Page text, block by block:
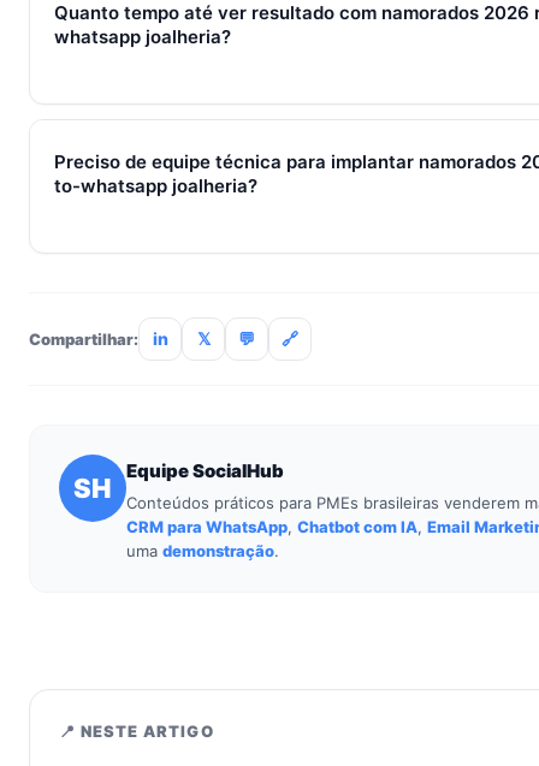
começa em R$ 197/mês com 7 dias grátis sem cartão.
Quanto tempo até ver resultado com namorados
whatsapp joalheria?
Métricas de processo (tempo de resposta, follow-up)
Preciso de equipe técnica para implantar namorados
to-whatsapp joalheria?
Compartilhar: in 𝕏 💬 🔗
SH
Equipe SocialHub
Conteúdos práticos para PMEs brasileiras venderem
CRM para WhatsApp, Chatbot com IA, Email
uma demonstração.
📍 NESTE ARTIGO